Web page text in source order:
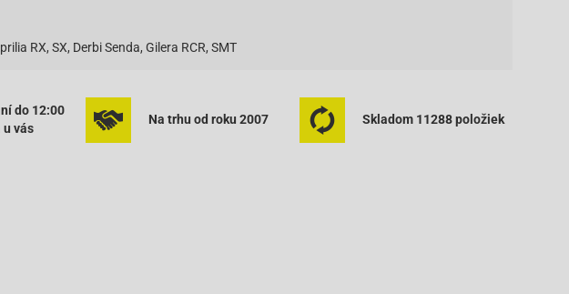
RX, SX, Derbi Senda, Gilera RCR, SMT
do 12:00
vás
Na trhu od roku 2007 Skladom 11288 položiek